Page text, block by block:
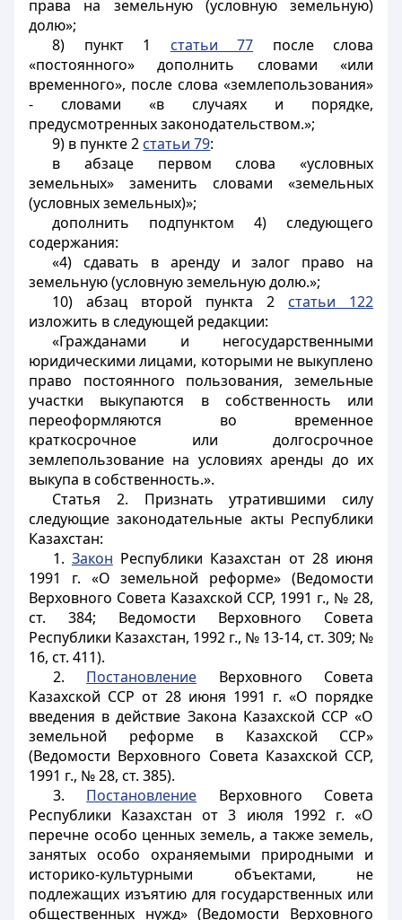
права на земельную (условную земельную)
долю»;
8) пункт 1 статьи 77 после слова
«постоянного» дополнить словами «или
временного», после слова «землепользования»
- словами «в случаях и порядке,
предусмотренных законодательством.»;
9) в пункте 2 статьи 79:
в абзаце первом слова «условных
земельных» заменить словами «земельных
(условных земельных)»;
дополнить подпунктом 4) следующего
содержания:
«4) сдавать в аренду и залог право на
земельную (условную земельную долю.»;
10) абзац второй пункта 2 статьи 122
изложить в следующей редакции:
«Гражданами и негосударственными
юридическими лицами, которыми не выкуплено
право постоянного пользования, земельные
участки выкупаются в собственность или
переоформляются во временное
краткосрочное или долгосрочное
землепользование на условиях аренды до их
выкупа в собственность.».
Статья 2. Признать утратившими силу
следующие законодательные акты Республики
Казахстан:
1. Закон Республики Казахстан от 28 июня
1991 г. «О земельной реформе» (Ведомости
Верховного Совета Казахской ССР, 1991 г., № 28,
ст. 384; Ведомости Верховного Совета
Республики Казахстан, 1992 г., № 13-14, ст. 309; №
16, ст. 411).
2. Постановление Верховного Совета
Казахской ССР от 28 июня 1991 г. «О порядке
введения в действие Закона Казахской ССР «О
земельной реформе в Казахской ССР»
(Ведомости Верховного Совета Казахской ССР,
1991 г., № 28, ст. 385).
3. Постановление Верховного Совета
Республики Казахстан от 3 июля 1992 г. «О
перечне особо ценных земель, а также земель,
занятых особо охраняемыми природными и
историко-культурными объектами, не
подлежащих изъятию для государственных или
общественных нужд» (Ведомости Верховного